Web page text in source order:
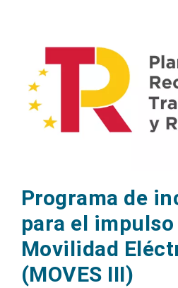
Programa de
para el impulso
Movilidad
(MOVES III)